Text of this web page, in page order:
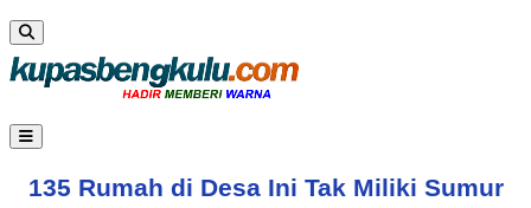
135 Rumah di Desa Ini Tak Miliki Sumur